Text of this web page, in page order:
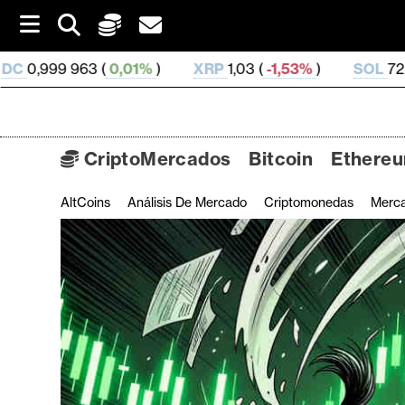
i
p
t
) XRP1,03 (-1,53% SOL72,7 (-1,03%
C
r
i
p
t
o
M
e
CriptoMercados Bitcoin
AltCoins Análisis De Mercado Criptomonedas